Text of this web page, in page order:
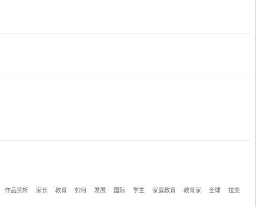
作品赏析 家长 教育 如何 发展 国际 学生 家庭教育 教育家 全球 拉斐